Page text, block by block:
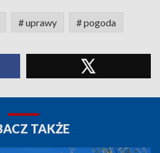
# uprawy # pogoda
TAKŻE